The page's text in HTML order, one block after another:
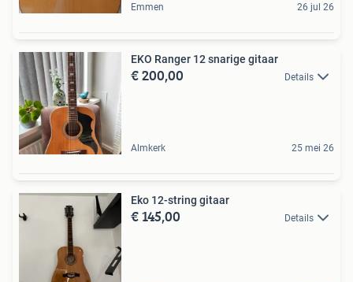
Emmen 26 jul 26
EKO Ranger 12 snarige gitaar
€ 200,00 Details
Almkerk 25 mei 26
Eko 12-string gitaar
€ 145,00 Details